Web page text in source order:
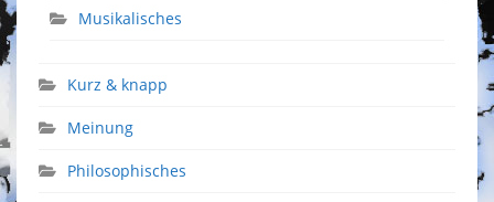
Musikalisches
Kurz & knapp
Meinung
Philosophisches